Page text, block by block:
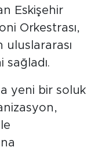
Eskişehir
Orkestrası,
uluslararası
yeni bir soluk